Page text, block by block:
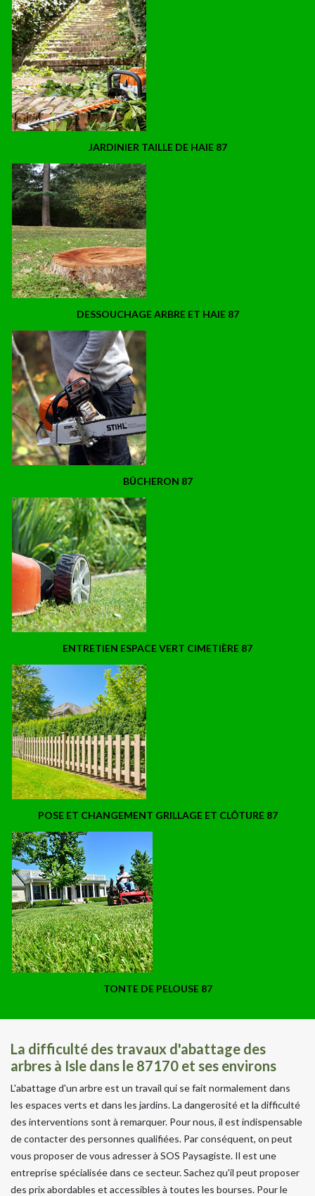
JARDINIER TAILLE DE HAIE 87
DESSOUCHAGE ARBRE ET HAIE 87
BÛCHERON 87
ENTRETIEN ESPACE VERT CIMETIÈRE 87
POSE ET CHANGEMENT GRILLAGE ET CLÔTURE 87
TONTE DE PELOUSE 87
La difficulté des travaux d'abattage des
arbres à Isle dans le 87170 et ses environs
L'abattage d'un arbre est un travail qui se fait normalement dans
les espaces verts et dans les jardins. La dangerosité et la difficulté
des interventions sont à remarquer. Pour nous, il est indispensable
de contacter des personnes qualifiées. Par conséquent, on peut
vous proposer de vous adresser à SOS Paysagiste. Il est une
entreprise spécialisée dans ce secteur. Sachez qu'il peut proposer
des prix abordables et accessibles à toutes les bourses. Pour le